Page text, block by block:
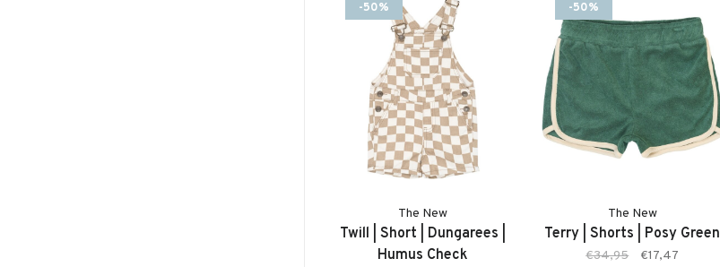
-50%
The New
Twill | Short | Dungarees |
Humus Check
-50%
The New
Terry | Shorts | Posy Green
€34,95 €17,47